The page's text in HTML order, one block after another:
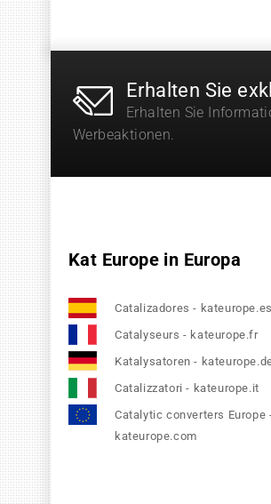
Erhalten Sie
Erhalten Sie
Werbeaktionen.
Kat Europe in Europa
Catalizadores - kateurope.es
Catalyseurs - kateurope.fr
Katalysatoren -
Catalizzatori - kateurope.it
Catalytic converters Europe
kateurope.com